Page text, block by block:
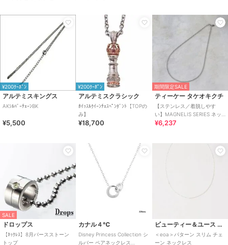
¥200ｸｰﾎﾟﾝ
アルテミスキングス
AKｼﾙﾊﾞｰﾁｪｰﾝBK
¥5,500
¥200ｸｰﾎﾟﾝ
アルテミスクラシック
ﾎｲｯｽﾙｸｲｰﾝﾁｪｽﾍﾟﾝﾀﾞﾝﾄ【TOPの
み】
¥18,700
期間限定SALE
ティーケー タケオキクチ
【ステンレス／着脱しやす
い】MAGNELIS SERIES ネッ
クレス
¥6,237
SALE
ドロップス
【ﾈｯｸﾚｽ】8月バースストーン
トップ
カナル４℃
Disney Princess Collection シ
ルバー ペアネックレス
ビューティー＆ユース ユナイテッドアローズ
＜eoa＞パターン スリム チェ
ーン ネックレス